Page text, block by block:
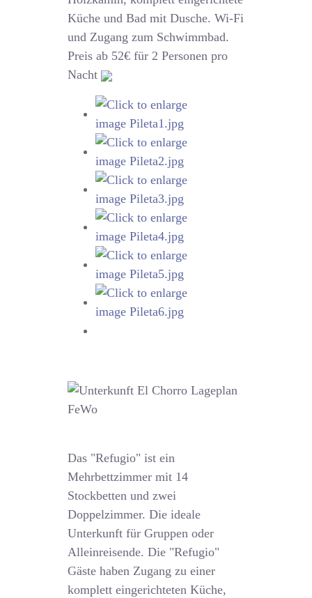
Küche und Bad mit Dusche. Wi-Fi
und Zugang zum Schwimmbad.
Preis ab 52€ für 2 Personen pro
Nacht
Das "Refugio" ist ein
Mehrbettzimmer mit 14
Stockbetten und zwei
Doppelzimmer. Die ideale
Unterkunft für Gruppen oder
Alleinreisende. Die "Refugio"
Gäste haben Zugang zu einer
komplett eingerichteten Küche,